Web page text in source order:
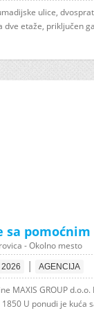
ulice,
dve etaže, priključen
sa
- Okolno mesto
| AGENCIJA
MAXIS GROUP
U ponudi je kuća